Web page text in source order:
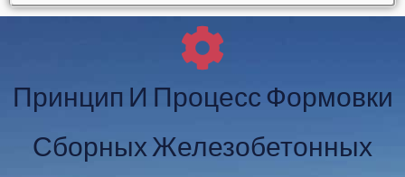
Принцип И Процесс Формовки
Сборных Железобетонных